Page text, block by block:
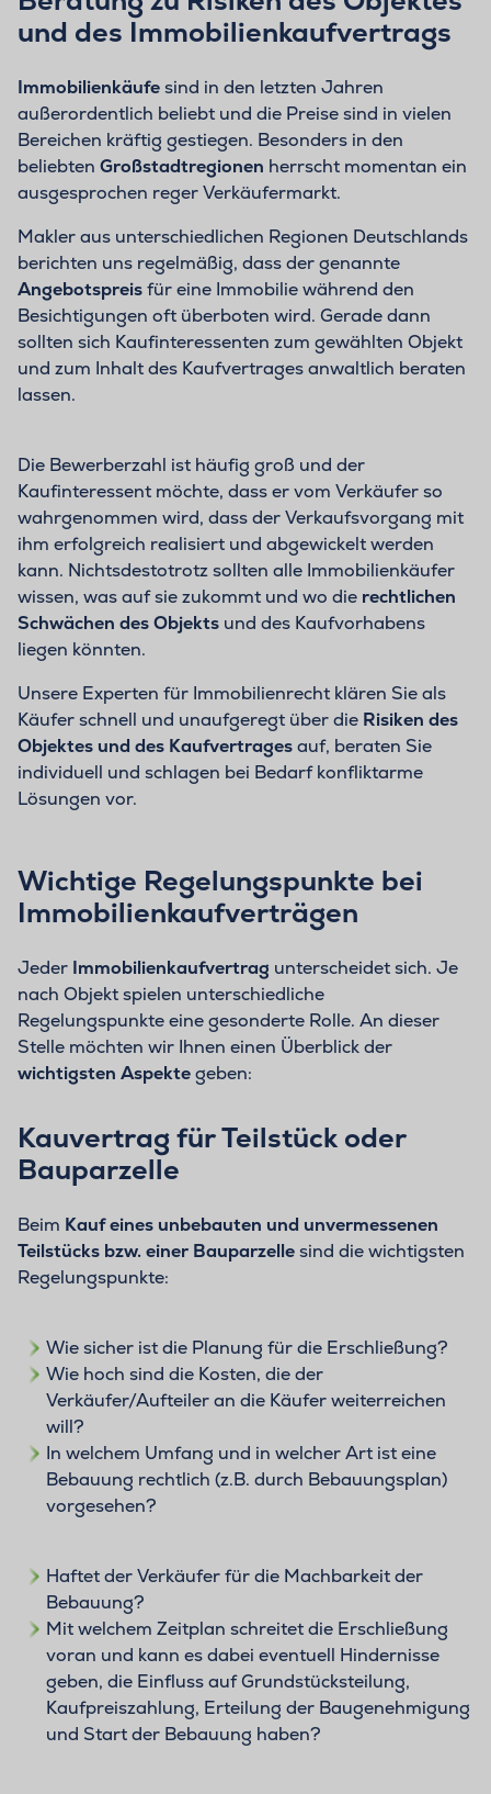
und des Immobilienkaufvertrags
Immobilienkäufesind in den letzten Jahren
außerordentlich beliebt und die Preise sind in vielen
Bereichen kräftig gestiegen. Besonders in den
beliebten Großstadtregionen herrscht momentan ein
ausgesprochen reger Verkäufermarkt.
Makler aus unterschiedlichen Regionen Deutschlands
berichten uns regelmäßig, dass der genannte
Angebotspreisfür eine Immobilie während den
Besichtigungen oft überboten wird. Gerade dann
sollten sich Kaufinteressenten zum gewählten Objekt
und zum Inhalt des Kaufvertrages anwaltlich beraten
lassen.
Die Bewerberzahl ist häufig groß und der
Kaufinteressent möchte, dass er vom Verkäufer so
wahrgenommen wird, dass der Verkaufsvorgang mit
ihm erfolgreich realisiert und abgewickelt werden
kann. Nichtsdestotrotz sollten alle Immobilienkäufer
wissen, was auf sie zukommt und wo die rechtlichen
Schwächen des Objekts und des Kaufvorhabens
liegen könnten.
Unsere Experten für Immobilienrecht klären Sie als
Käufer schnell und unaufgeregt über die Risiken des
Objektes und des Kaufvertragesauf, beraten Sie
individuell und schlagen bei Bedarf konfliktarme
Lösungen vor.
Wichtige Regelungspunkte bei
Immobilienkaufverträgen
Jeder Immobilienkaufvertrag unterscheidet sich. Je
nach Objekt spielen unterschiedliche
Regelungspunkte eine gesonderte Rolle. An dieser
Stelle möchten wir Ihnen einen Überblick der
wichtigsten Aspektegeben:
Kauvertrag für Teilstück oder
Bauparzelle
Beim Kauf eines unbebauten und unvermessenen
Teilstücks bzw.einer Bauparzellesind die wichtigsten
Regelungspunkte:
Wie sicher ist die Planung für die Erschließung?
Wie hoch sind die Kosten, die der
Verkäufer/Aufteiler an die Käufer weiterreichen
will?
In welchem Umfang und in welcher Art ist eine
Bebauung rechtlich (z.B. durch Bebauungsplan)
vorgesehen?
Haftet der Verkäufer für die Machbarkeit der
Bebauung?
Mit welchem Zeitplan schreitet die Erschließung
voran und kann es dabei eventuell Hindernisse
geben, die Einfluss auf Grundstücksteilung,
Kaufpreiszahlung, Erteilung der Baugenehmigung
und Start der Bebauung haben?